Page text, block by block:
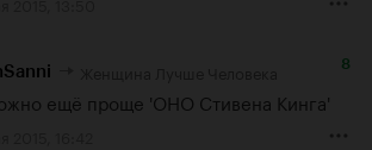
8
ещё проще 'ОНО Стивена Кинга'